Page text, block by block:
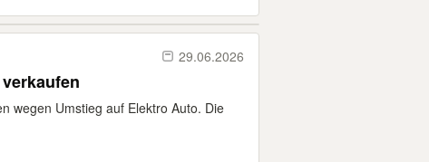
29.06.2026
wegen Umstieg auf Elektro Auto. Die